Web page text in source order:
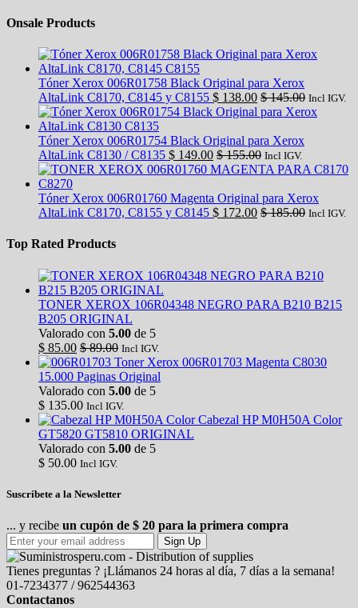
Onsale Products
Tóner Xerox 006R01758 Black Original para Xerox
AltaLink C8170, C8145 y C8155 $ 138.00 $145.00 Incl IGV.
Tóner Xerox 006R01754 Black Original para Xerox
AltaLink C8130 / C8135 $ 149.00 $155.00 Incl IGV.
Tóner Xerox 006R01760 Magenta Original para Xerox
AltaLink C8170, C8155 y C8145 $ 172.00 $185.00 Incl IGV.
Top Rated Products
TONER XEROX 106R04348 NEGRO PARA B210 B215
B205 ORIGINAL
Valorado con 5.00 de 5
$ 85.00 $89.00 Incl IGV.
Toner Xerox 006R01703 Magenta C8030
15.000 Paginas Original
Valorado con 5.00 de 5
$ 135.00 Incl IGV.
Cabezal HP M0H50A Color
GT5820 GT5810 ORIGINAL
Valorado con 5.00 de 5
$ 50.00 Incl IGV.
Suscríbete a la Newsletter
... y recibe un cupón de $ 20 para la primera compra
Sign Up
Tienes preguntas ? ¡Llámanos 24 horas al día, 7 días a la semana!
01-7234377 / 962544363
Contactanos